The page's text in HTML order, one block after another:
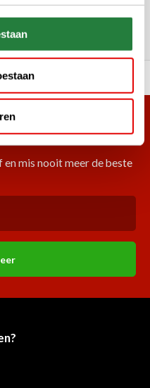
aan het
zich al
mis nooit meer de beste